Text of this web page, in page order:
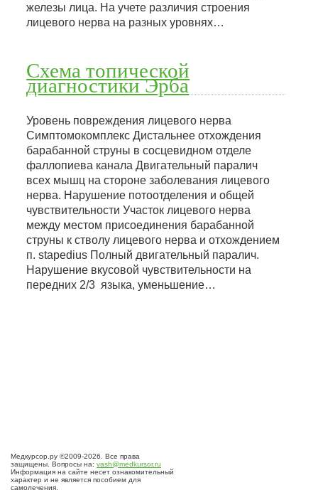
железы лица. На учете различия строения
лицевого нерва на разных уровнях…
Схема топической
диагностики Эрба
Уровень повреждения лицевого нерва
Симптомокомплекс Дистальнее отхождения
барабанной струны в сосцевидном отделе
фаллопиева канала Двигательный паралич
всех мышц на стороне заболевания лицевого
нерва. Нарушение потоотделения и общей
чувствительности Участок лицевого нерва
между местом присоединения барабанной
струны к стволу лицевого нерва и отхождением
п. stapedius Полный двигательный паралич.
Нарушение вкусовой чувствительности на
передних 2/3 языка, уменьшение…
Медкурсор.ру ©2009-2026. Все права
защищены. Вопросы на: vash@medkursor.ru
Информация на сайте несет ознакомительный
характер и не является пособием для
самолечения.